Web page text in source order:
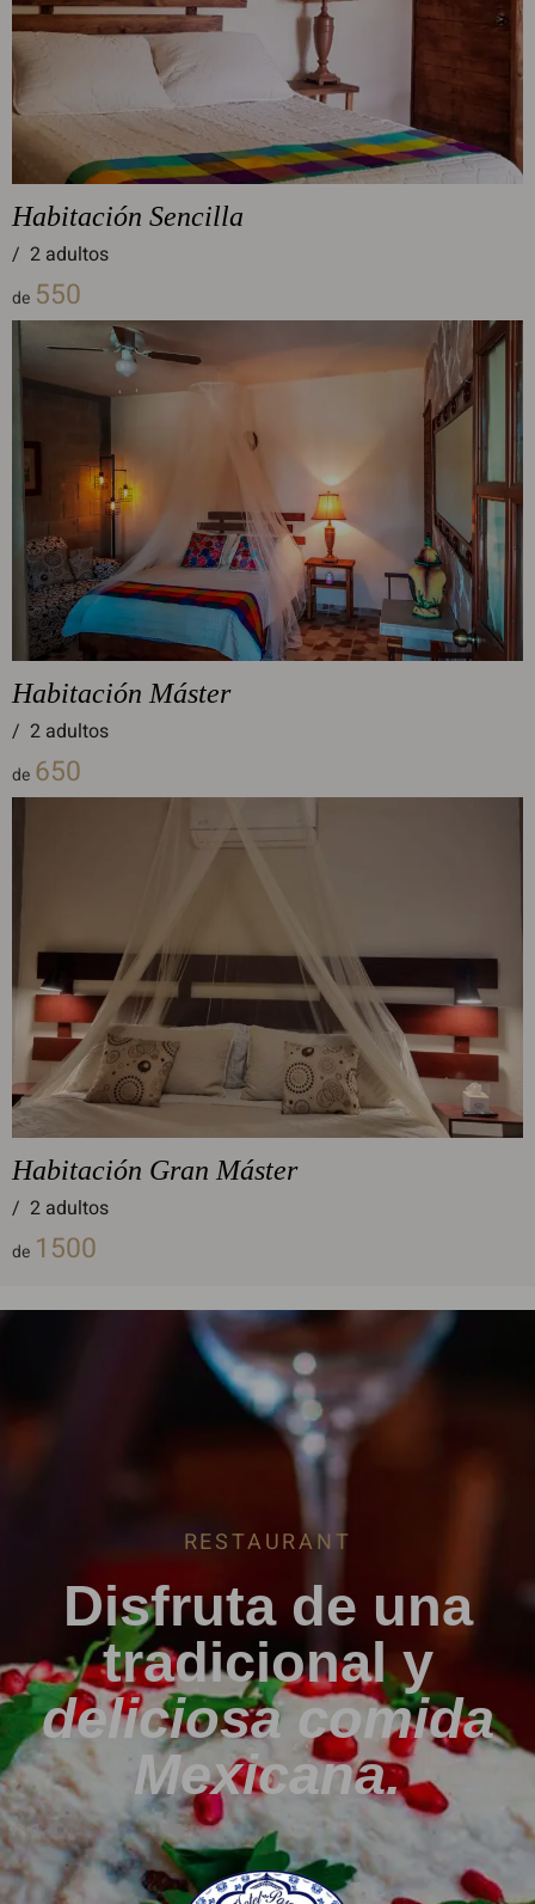
Habitación Sencilla
/ 2 adultos
de 550
Habitación Máster
/ 2 adultos
de 650
Habitación Gran Máster
/ 2 adultos
de 1500
RESTAURANT
Disfruta de una
tradicional y
deliciosa comida
Mexicana.